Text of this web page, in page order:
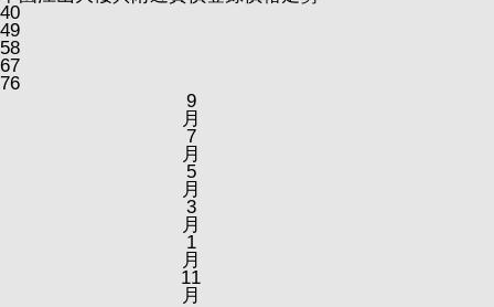
40
49
58
67
76
9
月
7
月
5
月
3
月
1
月
11
月